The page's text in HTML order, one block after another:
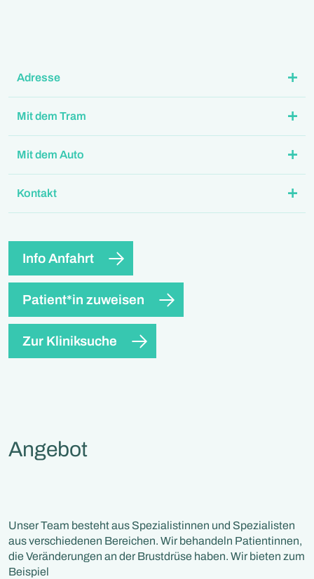
Adresse
Mit dem Tram
Mit dem Auto
Kontakt
Info Anfahrt
Patient*in zuweisen
Zur Kliniksuche
Angebot
Unser Team besteht aus Spezialistinnen und Spezialisten
aus verschiedenen Bereichen. Wir behandeln Patientinnen,
die Veränderungen an der Brustdrüse haben. Wir bieten zum
Beispiel